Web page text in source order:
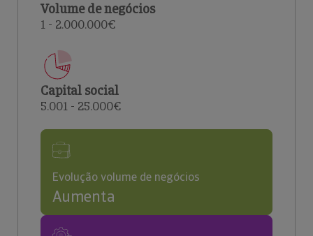
Volume de negócios
1 - 2.000.000€
Capital social
5.001 - 25.000€
Evolução volume de negócios
Aumenta